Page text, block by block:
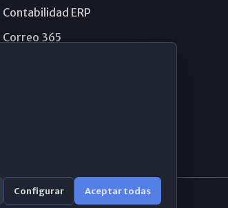
Contabilidad ERP
Correo 365
Configurar Aceptar todas